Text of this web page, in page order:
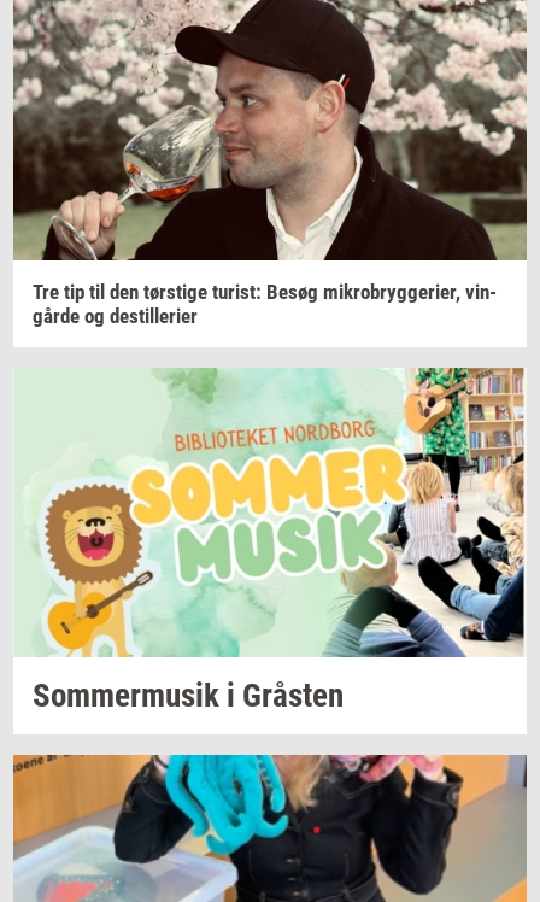
Tre tip til den tørsti­ge turist: Besøg mi­kro­bryg­ge­ri­er, vin­
går­de og destil­le­ri­er
Som­mer­mu­sik i Grå­sten